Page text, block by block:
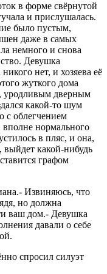
в форме свёрнутой
и прислушалась.
было пустым,
даже в самых
немного и снова
Девушка
нет, и хозяева её
жуткого дома
уродливым дверным
какой-то шум
с облегчением
нормального
в пляс, и она,
выйдет какой-нибудь
графом
Извиняюсь, что
но должна
ваш дом.- Девушка
давали о себе
спросил силуэт